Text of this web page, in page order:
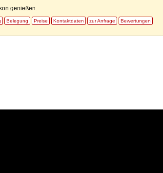
genießen.
Belegung Preise Kontaktdaten zur Anfrage Bewertungen